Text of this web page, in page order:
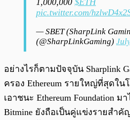
1,000,000 $ETH
pic.twitter.com/
— SBET (SharpLink
(@SharpLinkGaming)
อย่างไรก็ตามปัจจุบัน Sharplink
ครอง Ethereum รายใหญ่ที่สุดใ
เอาชนะ Ethereum Foundation ม
Bitmine ยังถือเป็นคู่แข่งรายสำ